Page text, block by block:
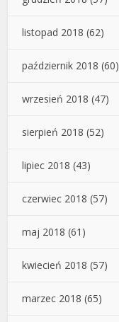
listopad 2018 (62)
październik 2018 (60)
wrzesień 2018 (47)
sierpień 2018 (52)
lipiec 2018 (43)
czerwiec 2018 (57)
maj 2018 (61)
kwiecień 2018 (57)
marzec 2018 (65)